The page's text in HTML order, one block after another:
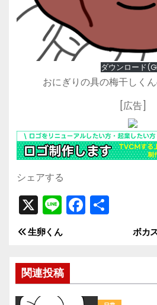
ダウンロード
おにぎりの具の梅干しく
[広告]
シェアする
X Li
n
e
F
a
b
o
共
投
稿
ナ
ボカ
生卵くん
関連投稿